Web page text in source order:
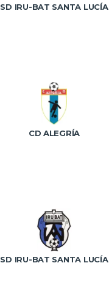
SD IRU-BAT SANTA LUCÍA
CD ALEGRÍA
SD IRU-BAT SANTA LUCÍA